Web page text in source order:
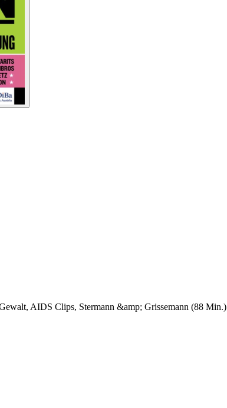
AIDS Clips, Stermann &amp; Grissemann (88 Min.)